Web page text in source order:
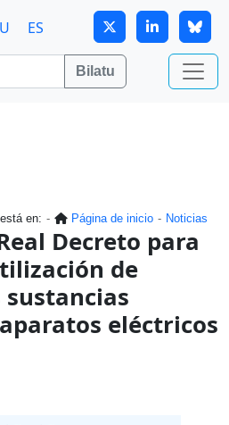
ES
Bilatu
en: Página de inicio Noticias
Decreto para
de
eléctricos